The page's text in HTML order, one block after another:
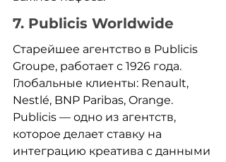
7. Publicis Worldwide
Старейшее агентство в Publicis
Groupe, работает с 1926 года.
Глобальные клиенты: Renault,
Nestlé, BNP Paribas, Orange.
Publicis — одно из агентств,
которое делает ставку на
интеграцию креатива с данными